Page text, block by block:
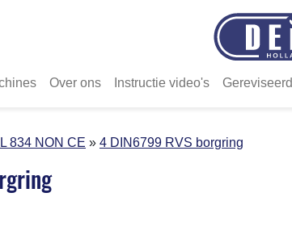
Over ons Instructie video's Gereviseerd
834 NON CE 4 DIN6799 RVS borgring